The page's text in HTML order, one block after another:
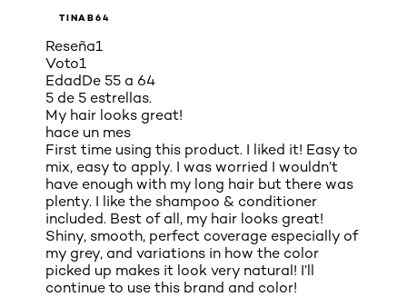
TINAB64
Reseña1
Voto1
EdadDe 55 a 64
5 de 5 estrellas.
My hair looks great!
hace un mes
First time using this product. I liked it! Easy to
mix, easy to apply. I was worried I wouldn’t
have enough with my long hair but there was
plenty. I like the shampoo & conditioner
included. Best of all, my hair looks great!
Shiny, smooth, perfect coverage especially of
my grey, and variations in how the color
picked up makes it look very natural! I’ll
continue to use this brand and color!